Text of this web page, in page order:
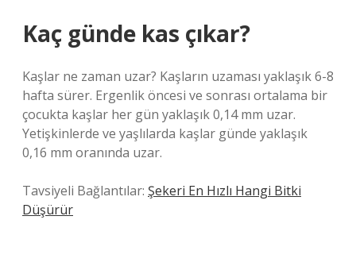
Kaç günde kas çıkar?
Kaşlar ne zaman uzar? Kaşların uzaması yaklaşık 6-8
hafta sürer. Ergenlik öncesi ve sonrası ortalama bir
çocukta kaşlar her gün yaklaşık 0,14 mm uzar.
Yetişkinlerde ve yaşlılarda kaşlar günde yaklaşık
0,16 mm oranında uzar.
Tavsiyeli Bağlantılar: Şekeri En Hızlı Hangi Bitki
Düşürür